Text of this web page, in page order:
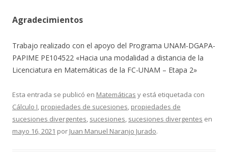
Agradecimientos
Trabajo realizado con el apoyo del Programa UNAM-DGAPA-
PAPIME PE104522 «Hacia una modalidad a distancia de la
Licenciatura en Matemáticas de la FC-UNAM – Etapa 2»
Esta entrada se publicó en Matemáticas y está etiquetada con
Cálculo I, propiedades de sucesiones, propiedades de
sucesiones divergentes, sucesiones, sucesiones divergentes en
mayo 16, 2021 por Juan Manuel Naranjo Jurado.